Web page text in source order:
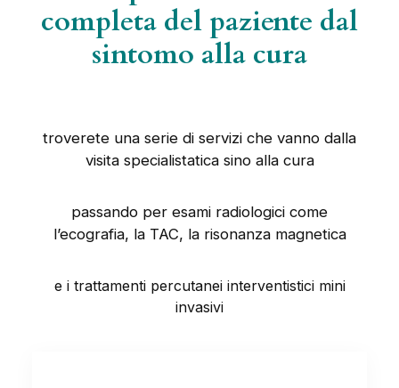
completa del paziente dal
sintomo alla cura
troverete una serie di servizi che vanno dalla
visita specialistatica sino alla cura
passando per esami radiologici come
l’ecografia, la TAC, la risonanza magnetica
e i trattamenti percutanei interventistici mini
invasivi